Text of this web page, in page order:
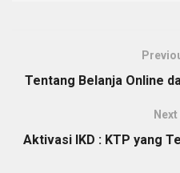
Tentang Belanja Online
Aktivasi IKD : KTP yang